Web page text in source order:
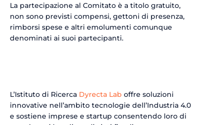
La partecipazione al Comitato è a titolo gratuito,
non sono previsti compensi, gettoni di presenza,
rimborsi spese e altri emolumenti comunque
denominati ai suoi partecipanti.
L’Istituto di Ricerca Dyrecta Lab offre soluzioni
innovative nell’ambito tecnologie dell’Industria 4.0
e sostiene imprese e startup consentendo loro di